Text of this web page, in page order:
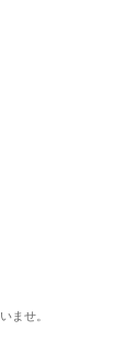
ませ。